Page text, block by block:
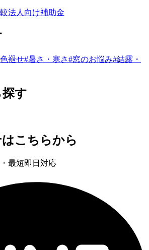
法人向け補助金
褪せ#暑さ・寒さ#窓のお悩み#結露・
す
こちらから
最短即日対応